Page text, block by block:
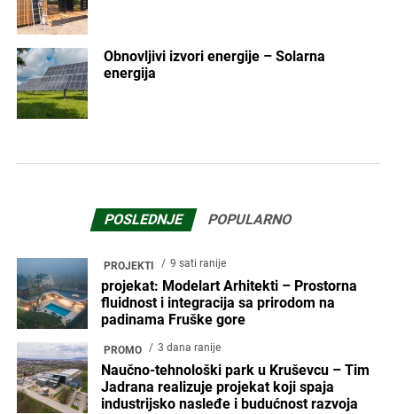
Obnovljivi izvori energije – Solarna
energija
POSLEDNJE POPULARNO
PROJEKTI 9 sati ranije
projekat: Modelart Arhitekti – Prostorna
fluidnost i integracija sa prirodom na
padinama Fruške gore
PROMO 3 dana ranije
Naučno-tehnološki park u Kruševcu – Tim
Jadrana realizuje projekat koji spaja
industrijsko nasleđe i budućnost razvoja